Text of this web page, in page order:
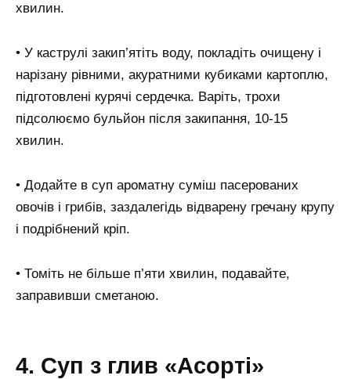
хвилин.
• У каструлі закип’ятіть воду, покладіть очищену і
нарізану рівними, акуратними кубиками картоплю,
підготовлені курячі сердечка. Варіть, трохи
підсолюємо бульйон після закипання, 10-15
хвилин.
• Додайте в суп ароматну суміш пасерованих
овочів і грибів, заздалегідь відварену гречану крупу
і подрібнений кріп.
• Томіть не більше п’яти хвилин, подавайте,
заправивши сметаною.
4. Суп з глив «Асорті»